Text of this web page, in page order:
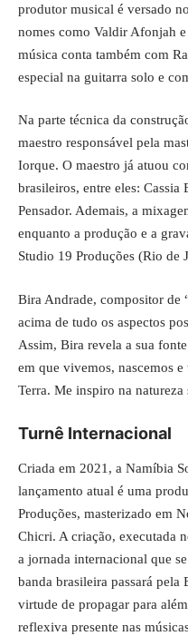
produtor musical é versado
nomes como Valdir Afonjah
música conta também com
especial na guitarra solo e
Na parte técnica da
maestro responsável pela
Iorque. O maestro já atuou
brasileiros, entre eles:
Pensador. Ademais, a
enquanto a produção e a
Studio 19 Produções (Rio de
Bira Andrade, compositor de
acima de tudo os aspectos
Assim, Bira revela a sua
em que vivemos, nascemos e
Terra. Me inspiro na natureza
Turnê Internacional
Criada em 2021, a Namíbia
lançamento atual é uma
Produções, masterizado em
Chicri. A criação, executada
a jornada internacional que
banda brasileira passará pela
virtude de propagar para
reflexiva presente nas